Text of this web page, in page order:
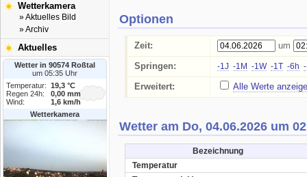
Wetterkamera
» Aktuelles Bild
» Archiv
Aktuelles
Wetter in 90574 Roßtal
um 05:35 Uhr
Temperatur:
19,3 °C
Regen 24h:
0,00 mm
Wind:
1,6 km/h
Wetterkamera
Optionen
Zeit:
um
Springen:
-1J -1M -1W -1T -6h
Erweitert: Alle Werte
Wetter am Do, 04.06.2026 um
Bezeichnung
Temperatur